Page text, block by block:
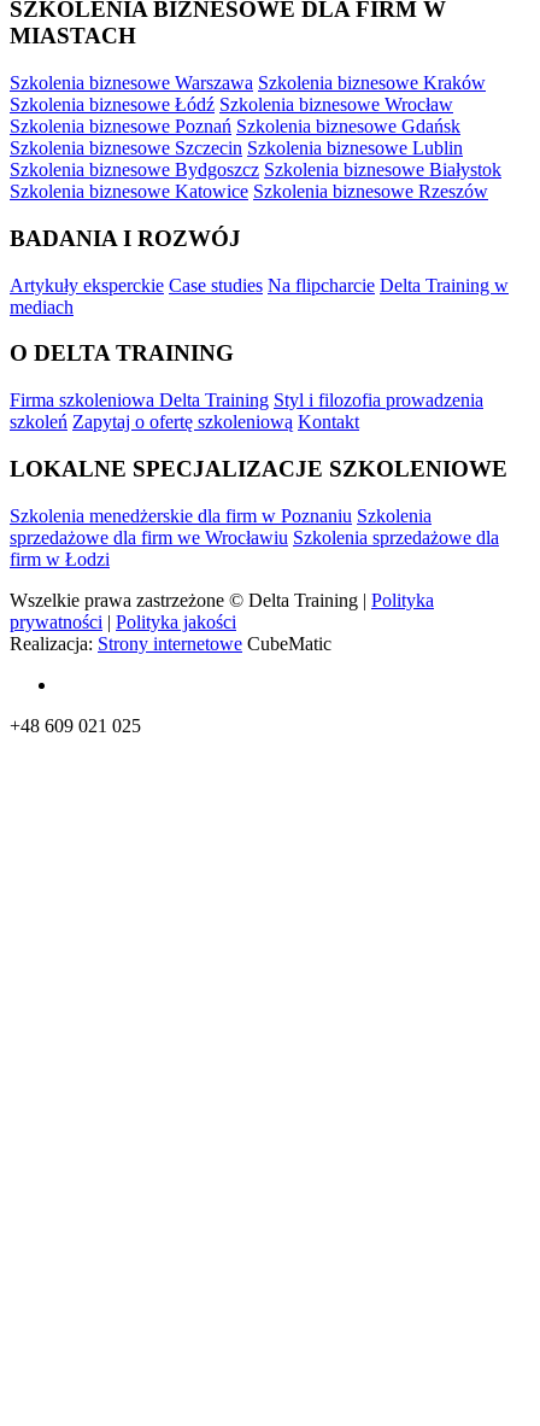
SZKOLENIA BIZNESOWE DLA FIRM W
MIASTACH
Szkolenia biznesowe Warszawa Szkolenia biznesowe Kraków
Szkolenia biznesowe Łódź Szkolenia biznesowe Wrocław
Szkolenia biznesowe Poznań Szkolenia biznesowe Gdańsk
Szkolenia biznesowe Szczecin Szkolenia biznesowe Lublin
Szkolenia biznesowe Bydgoszcz Szkolenia biznesowe Białystok
Szkolenia biznesowe Katowice Szkolenia biznesowe Rzeszów
BADANIA I ROZWÓJ
Artykuły eksperckie Case studies Na flipcharcie Delta Training w
mediach
O DELTA TRAINING
Firma szkoleniowa Delta Training Styl i filozofia prowadzenia
szkoleń Zapytaj o ofertę szkoleniową Kontakt
LOKALNE SPECJALIZACJE SZKOLENIOWE
Szkolenia menedżerskie dla firm w Poznaniu Szkolenia
sprzedażowe dla firm we Wrocławiu Szkolenia sprzedażowe dla
firm w Łodzi
Wszelkie prawa zastrzeżone © Delta Training | Polityka
prywatności | Polityka jakości
Realizacja: Strony internetowe CubeMatic
+48 609 021 025